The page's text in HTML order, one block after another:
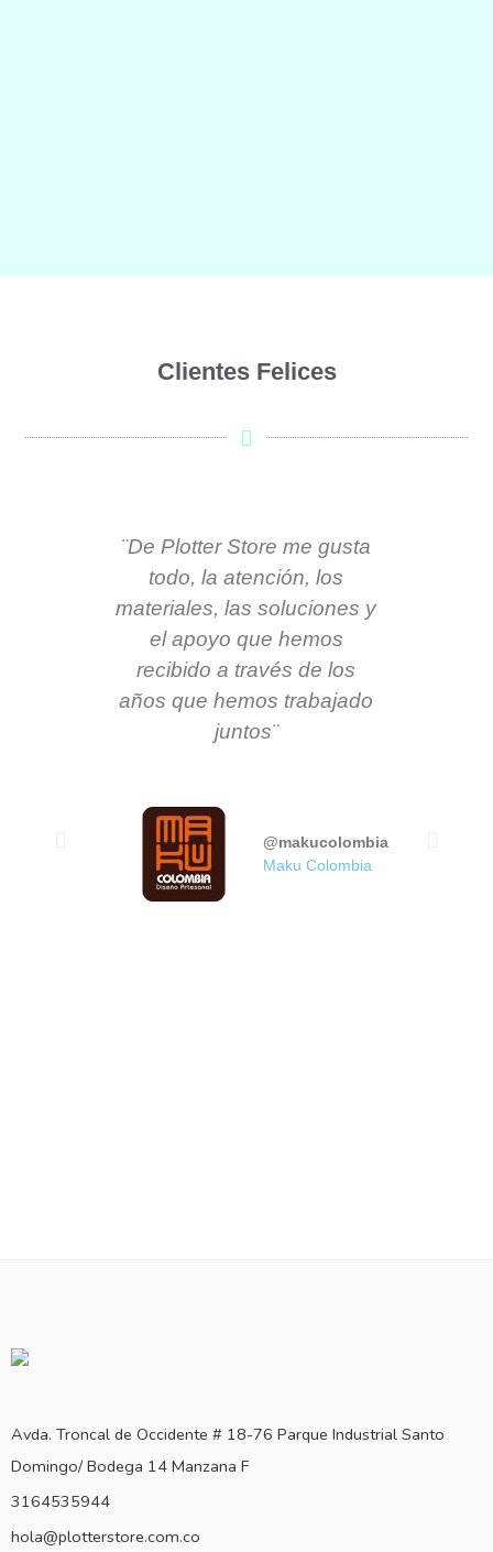
A través del tiempo hemos logrado crear lazos
Clientes Felices
¨De Plotter Store me gusta
todo, la atención, los
materiales, las soluciones y
el apoyo que hemos
recibido a través de los
años que hemos trabajado
juntos¨
@makucolombia
Maku Colombia
Avda. Troncal de Occidente # 18-76 Parque Industrial Santo
Domingo/ Bodega 14 Manzana F
3164535944
hola@plotterstore.com.co